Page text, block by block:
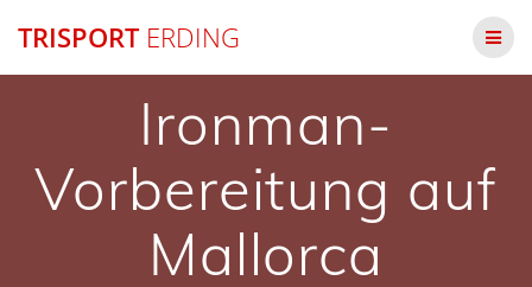
TRISPORTERDING
Ironman-
Vorbereitung auf
Mallorca